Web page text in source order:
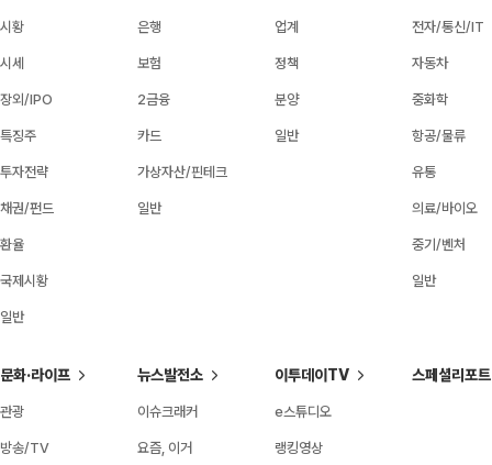
시황
시세
장외/IPO
특징주
투자전략
채권/펀드
환율
국제시황
일반
은행
보험
2금융
카드
가상자산/핀테크
일반
업계
정책
분양
일반
전자/통신/IT
자동차
중화학
항공/물류
유통
의료/바이오
중기/벤처
일반
문화·라이프
관광
방송/TV
뉴스발전소
이슈크래커
요즘, 이거
이투데이TV
e스튜디오
랭킹영상
스페셜리포트